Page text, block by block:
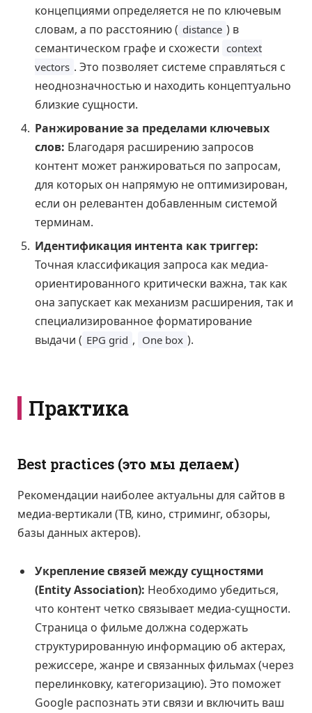
концепциями определяется не по ключевым
словам, а по расстоянию ( distance ) в
семантическом графе и схожести context
vectors . Это позволяет системе справляться с
неоднозначностью и находить концептуально
близкие сущности.
Ранжирование за пределами ключевых
слов: Благодаря расширению запросов
контент может ранжироваться по запросам,
для которых он напрямую не оптимизирован,
если он релевантен добавленным системой
терминам.
Идентификация интента как триггер:
Точная классификация запроса как медиа-
ориентированного критически важна, так как
она запускает как механизм расширения, так и
специализированное форматирование
выдачи ( EPG grid , One box ).
Практика
Best practices (это мы делаем)
Рекомендации наиболее актуальны для сайтов в
медиа-вертикали (ТВ, кино, стриминг, обзоры,
базы данных актеров).
Укрепление связей между сущностями
(Entity Association): Необходимо убедиться,
что контент четко связывает медиа-сущности.
Страница о фильме должна содержать
структурированную информацию об актерах,
режиссере, жанре и связанных фильмах (через
перелинковку, категоризацию). Это поможет
Google распознать эти связи и включить ваш